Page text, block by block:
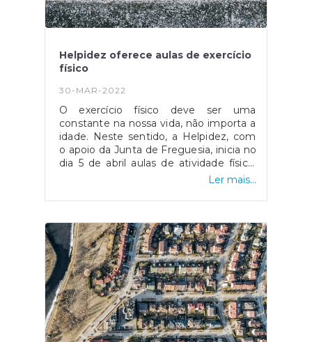
Kyym. Um enorme obrigada por
fazerem parte destes
momentos. Vamos continuar a celebrar
Helpidez oferece aulas de exercício
físico
30-MAR-2022
O exercício físico deve ser uma
constante na nossa vida, não importa a
idade. Neste sentido, a Helpidez, com
o apoio da Junta de Freguesia, inicia no
dia 5 de abril aulas de atividade física.
Esta iniciativa é completamente
sénior da freguesia ou reformados.As
sextas-feiras, às 16h50, na Junta de
Freguesia de Fornelos.A Helpidez é
uma entidade que tem como objetivo
organizar, implementar e gerir
atividades desportivas, focadas no
Fitness, Ginástica Sénior, Atividades
Aquáticas e aulas de Educação Física,
dinamizando desta forma espaços
desportivos.
Ler mais...